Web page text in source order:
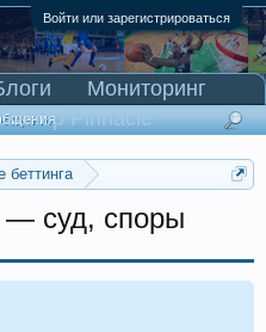
Войти или зарегистрироваться
беттинга
— суд, споры
Мониторинг
Pinnacle